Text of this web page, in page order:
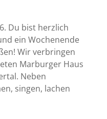
Du bist herzlich
ein Wochenende
Wir verbringen
Marburger Haus
Neben
singen, lachen